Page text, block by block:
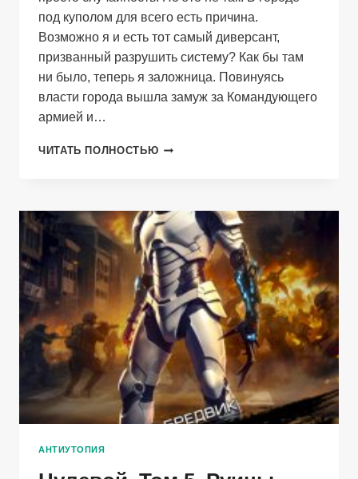
под куполом для всего есть причина.
Возможно я и есть тот самый диверсант,
призванный разрушить систему? Как бы там
ни было, теперь я заложница. Повинуясь
власти города вышла замуж за Командующего
армией и…
ЧИТАТЬ ПОЛНОСТЬЮ ИЛЛЮЗИЯ
АНТИУТОПИЯ